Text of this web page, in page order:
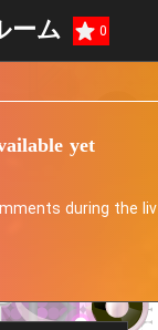
ーム 0
yet
during the liv